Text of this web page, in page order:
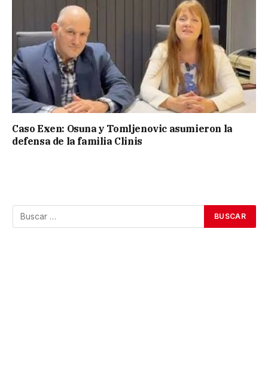
Caso Exen: Osuna y Tomljenovic asumieron la
defensa de la familia Clinis